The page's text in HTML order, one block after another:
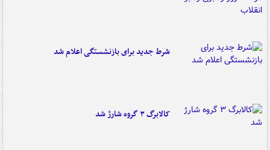
شرط جدید برای بازنشستگی اعلام شد
کالابرگ ۳ گروه شارژ شد